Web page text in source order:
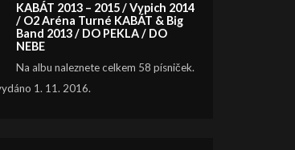
KABÁT 2013 – 2015 / Vypich 2014
/ O2 Aréna Turné KABÁT & Big
Band 2013 / DO PEKLA / DO
NEBE
Na albu naleznete celkem 58 písniček.
1. 11. 2016.